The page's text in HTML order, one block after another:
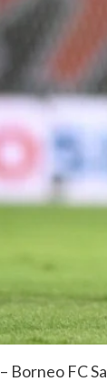
– Borneo FC